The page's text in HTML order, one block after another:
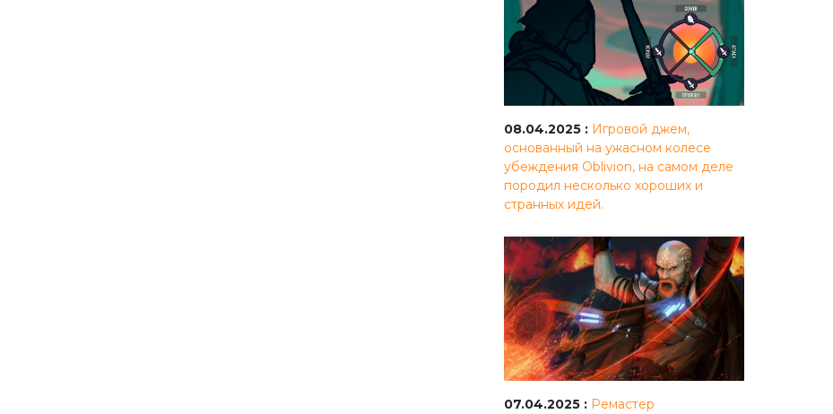
08.04.2025 : Игровой джем,
основанный на ужасном колесе
убеждения Oblivion, на самом деле
породил несколько хороших и
странных идей.
07.04.2025 : Ремастер